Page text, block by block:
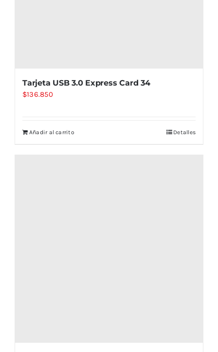
Tarjeta USB 3.0 Express Card 34
$136.850
Añadir al carrito Detalles